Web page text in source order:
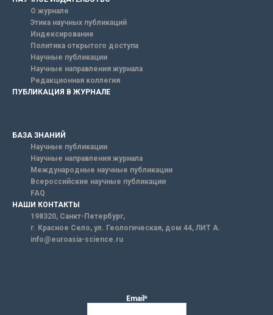
О журнале
Этика научных публикаций
Индексирование
Политика открытого доступа
Научные публикации
Научные направления журнала
Редакционная коллегия
ПУБЛИКАЦИЯ В ЖУРНАЛЕ
БАЗА ЗНАНИЙ
Научные публикации
Научные направления журнала
Международные научные публикации
Всероссийские научные публикации
FAQ
НАШИ КОНТАКТЫ
198320, Санкт-Петербург,
г. Красное Село, ул. Геологическая, дом 44, ЛИТ А.
info@euroasia-science.ru
Email*